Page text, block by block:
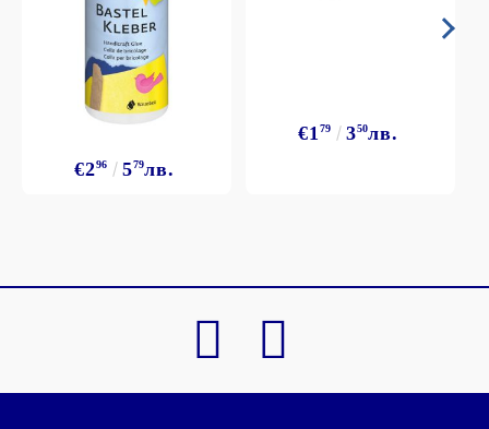
€296 579лв.
€1 79 350лв.